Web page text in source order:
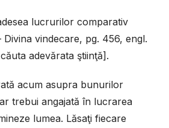
lucrurilor comparativ
Divina vindecare, pg. 456, engl.
adevărata ştiinţă].
acum asupra bunurilor
trebui angajată în lucrarea
lumea. Lăsaţi fiecare